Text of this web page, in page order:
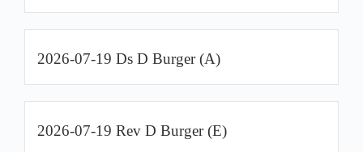
2026-07-19 Ds D Burger (A)
2026-07-19 Rev D Burger (E)